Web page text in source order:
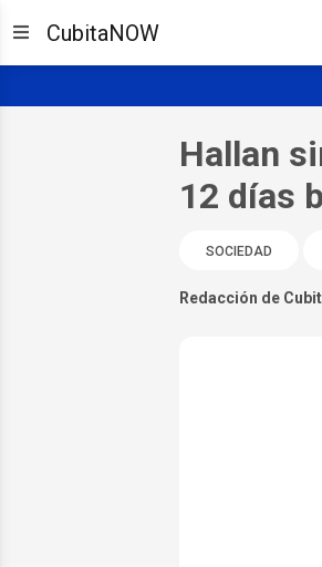
CubitaNOW
Hallan
12 días
SOCIEDAD
Redacción de